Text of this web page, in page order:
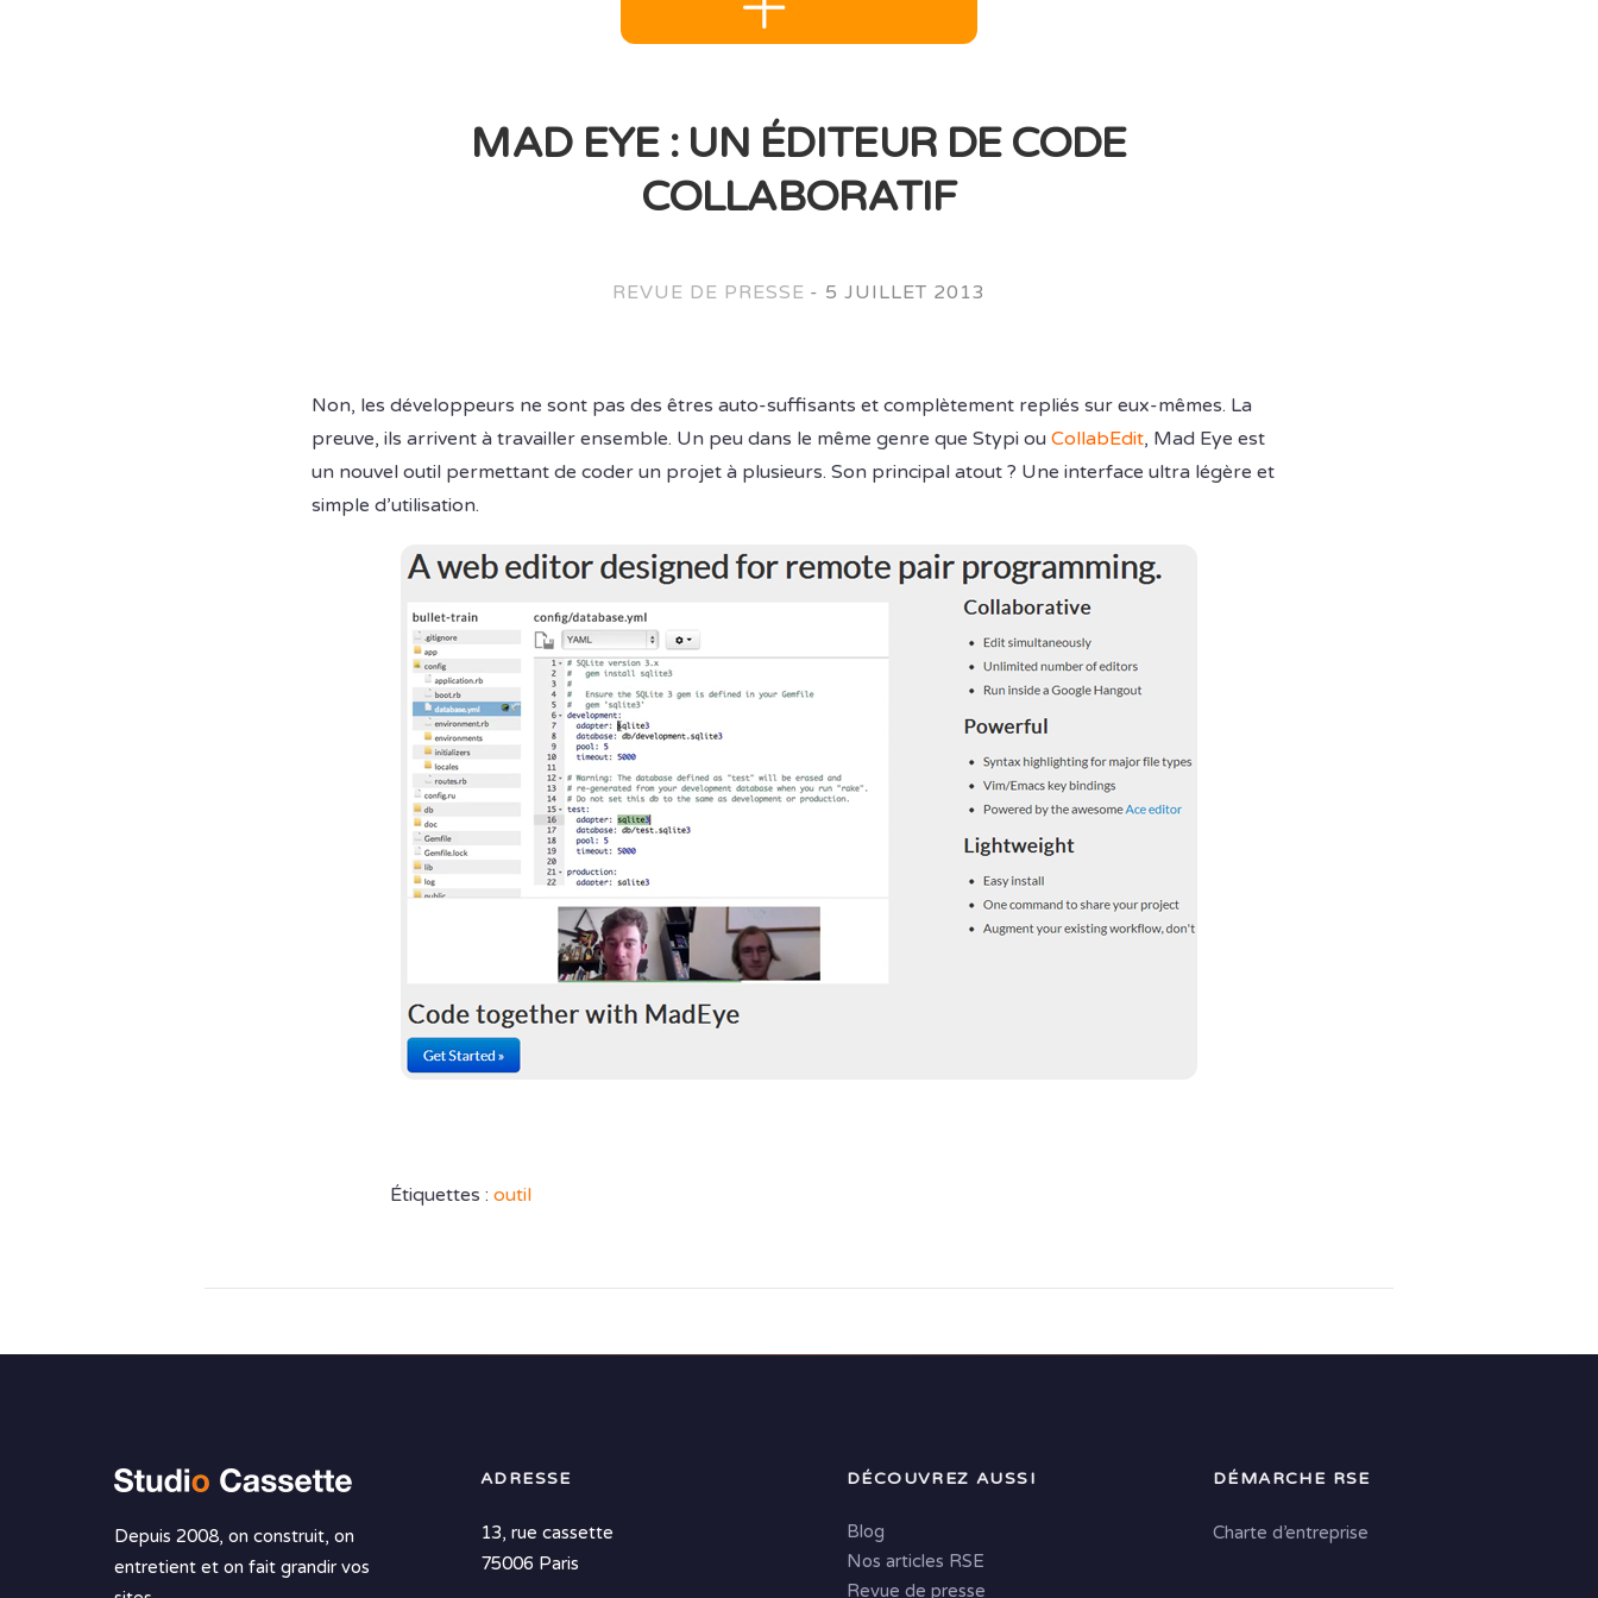
MAD EYE : UN ÉDITEUR DE CODE
COLLABORATIF
REVUE DE PRESSE - 5 JUILLET 2013
Non, les développeurs ne sont pas des êtres auto-suffisants et complètement repliés sur eux-mêmes. La
preuve, ils arrivent à travailler ensemble. Un peu dans le même genre que Stypi ou CollabEdit, Mad Eye est
un nouvel outil permettant de coder un projet à plusieurs. Son principal atout ? Une interface ultra légère et
simple d’utilisation.
Étiquettes : outil
Depuis 2008, on construit, on
entretient et on fait grandir vos
ADRESSE
13, rue cassette
75006 Paris
DÉCOUVREZ AUSSI
Blog
Nos articles RSE
Revue de presse
DÉMARCHE RSE
Charte d’entreprise